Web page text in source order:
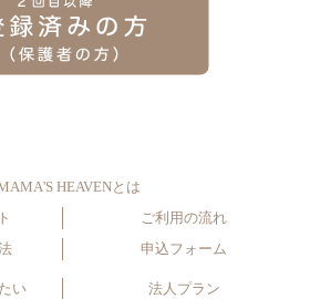
HEAVENとは
ご利用の流れ
申込フォーム
い
法人プラン